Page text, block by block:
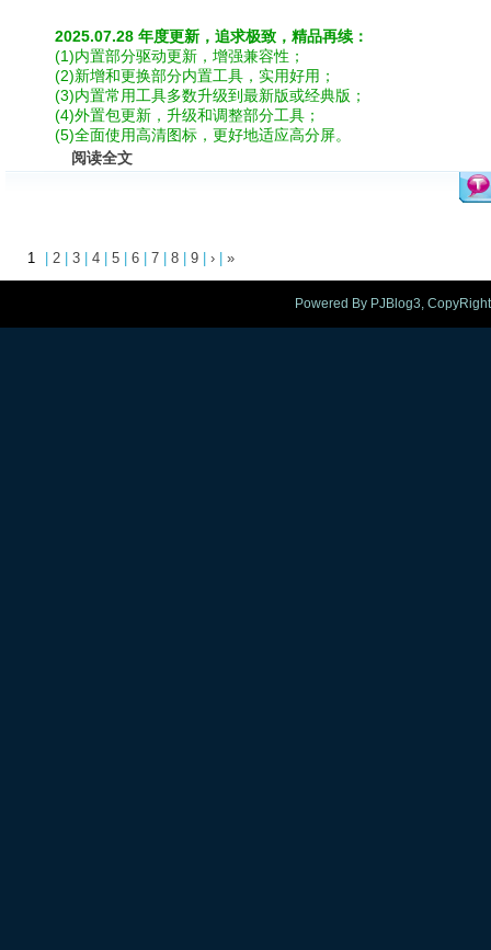
2025.07.28 年度更新，追求极致，精品再续：
(1)内置部分驱动更新，增强兼容性；
(2)新增和更换部分内置工具，实用好用；
(3)内置常用工具多数升级到最新版或经典版；
(4)外置包更新，升级和调整部分工具；
(5)全面使用高清图标，更好地适应高分屏。
阅读全文
1 2 3 4 5 6 7 8 9 › »
Powered By PJBlog3,